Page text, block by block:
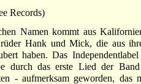
Records)
Namen kommt aus
Hank und Mick, die aus
haben. Das
durch das erste Lied der
- aufmerksam geworden, das